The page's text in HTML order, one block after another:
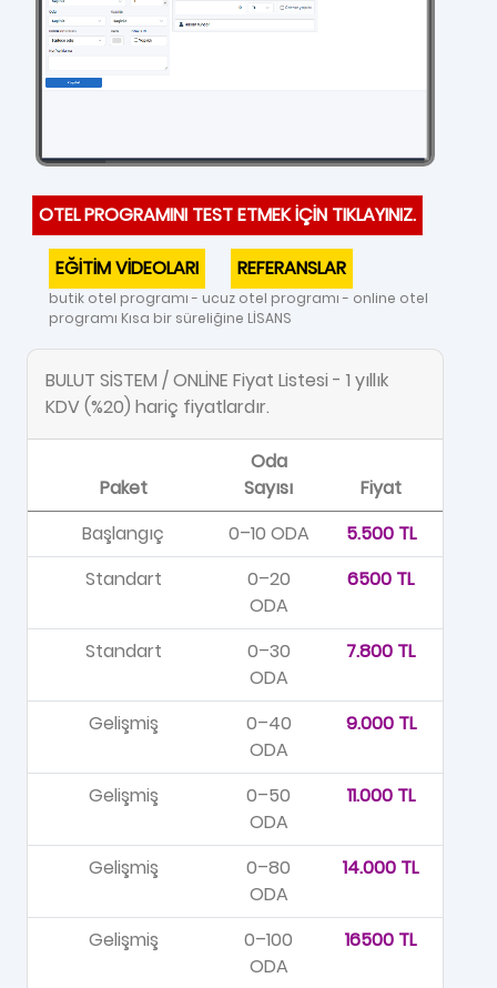
OTEL PROGRAMINI TEST ETMEK İÇİN TIKLAYINIZ.
EĞİTİM VİDEOLARI REFERANSLAR
butik otel programı - ucuz otel programı - online otel
programı Kısa bir süreliğine LİSANS
BULUT SİSTEM / ONLİNE Fiyat Listesi - 1 yıllık
KDV (%20) hariç fiyatlardır.
Paket
Oda
Sayısı
Fiyat
Başlangıç
0–10 ODA
5.500 TL
Standart
0–20
ODA
6500 TL
Standart
0–30
ODA
7.800 TL
Gelişmiş
0–40
ODA
9.000 TL
Gelişmiş
0–50
ODA
11.000 TL
Gelişmiş
0–80
ODA
14.000 TL
Gelişmiş
0–100
ODA
16500 TL